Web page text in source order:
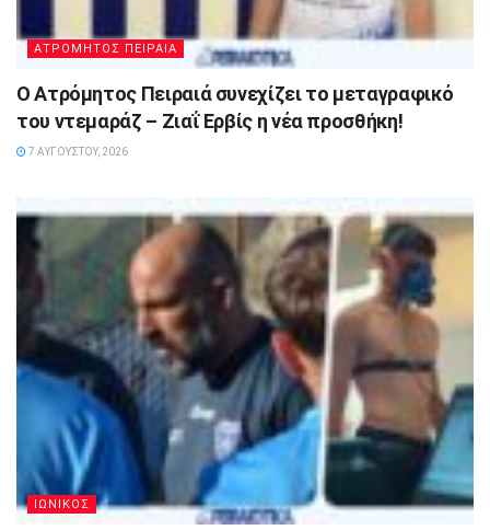
ΑΤΡΟΜΗΤΟΣ ΠΕΙΡΑΙΑ
Ο Ατρόμητος Πειραιά συνεχίζει το μεταγραφικό
του ντεμαράζ – Ζιαΐ Ερβίς η νέα προσθήκη!
7 ΑΥΓΟΎΣΤΟΥ, 2026
ΙΩΝΙΚΟΣ